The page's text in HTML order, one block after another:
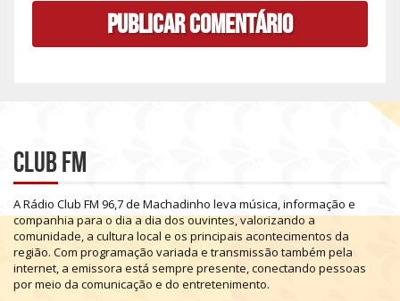
Club FM
ARádio Club FM 96,7de Machadinho leva música,informação e
companhiaparaodiaadiadosouvintes,valorizandoa
comunidade, a cultura local e os principais acontecimentos da
região. Com programação variada e transmissão também pela
internet, a emissora está sempre presente,conectando pessoas
pormeio da comunicação e do entretenimento.